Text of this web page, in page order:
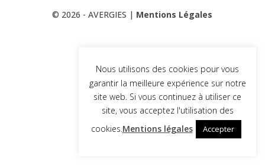
© 2026 - AVERGIES | Mentions Légales
Nous utilisons des cookies pour vous
garantir la meilleure expérience sur notre
site web. Si vous continuez à utiliser ce
site, vous acceptez l'utilisation des
cookies.Mentions légales Accepter